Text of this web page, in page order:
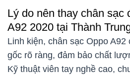
Lý do nên thay chân sạc
A92 2020 tại Thành
Linh kiện, chân sạc Oppo A92
gốc rõ ràng, đảm bảo chất
Kỹ thuật viên tay nghề cao,